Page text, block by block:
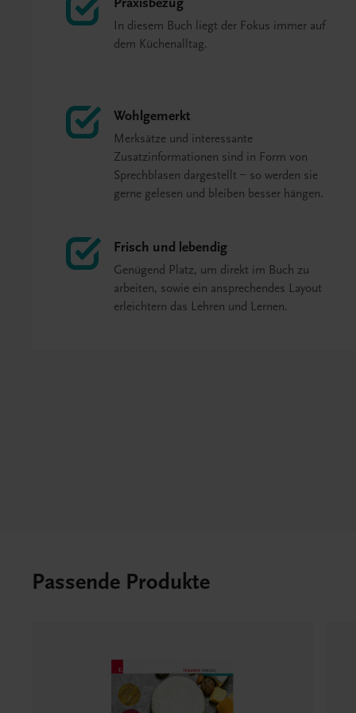
In diesem Buch liegt der Fokus immer auf
dem Küchenalltag.
Wohlgemerkt
Merksätze und interessante
Zusatzinformationen sind in Form von
Sprechblasen dargestellt – so werden sie
gerne gelesen und bleiben besser hängen.
Frisch und lebendig
Genügend Platz, um direkt im Buch zu
arbeiten, sowie ein ansprechendes Layout
erleichtern das Lehren und Lernen.
Passende Produkte